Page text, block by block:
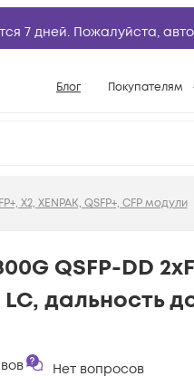
7 дней. Пожалуйста,
Блог Покупателям
Условия
Возврат
Вопросы и
Конфигураторы
X2, XENPAK, QSFP+, CFP модули
QSFP-DD
дальность
Нет вопросов